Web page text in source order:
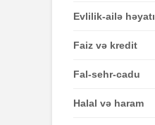
Evlilik-ailə həyatı
Faiz və kredit
Fal-sehr-cadu
Halal və haram